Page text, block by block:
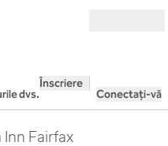
dvs.
Înscriere
Conectați-vă
Inn Fairfax